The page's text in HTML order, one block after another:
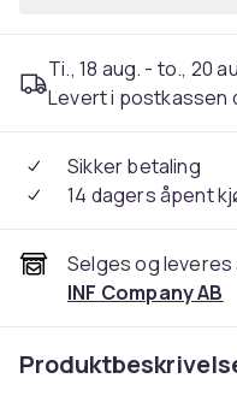
Ti., 18 aug. - to., 20
Levert i postkassen
Sikker betaling
14 dagers åpent
Selges og leveres
INF Company AB